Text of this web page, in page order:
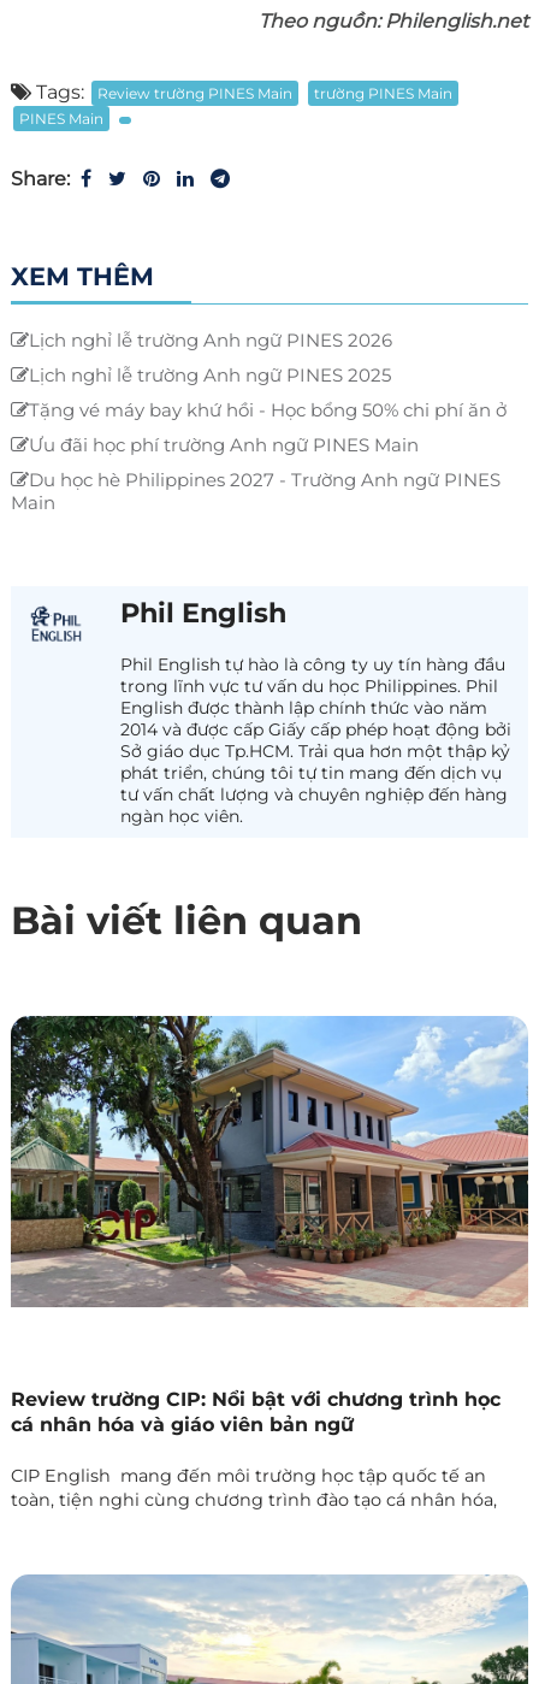
Theo nguồn: Philenglish.net
Tags: Review trường PINES Main
trường PINES Main
PINES Main
Share:
XEM THÊM
Lịch nghỉ lễ trường Anh ngữ PINES 2026
Lịch nghỉ lễ trường Anh ngữ PINES 2025
Tặng vé máy bay khứ hồi - Học bổng 50% chi phí ăn ở
Ưu đãi học phí trường Anh ngữ PINES Main
Du học hè Philippines 2027 - Trường Anh ngữ PINES
Main
Phil English
Phil English tự hào là công ty uy tín hàng đầu
trong lĩnh vực tư vấn du học Philippines. Phil
English được thành lập chính thức vào năm
2014 và được cấp Giấy cấp phép hoạt động bởi
Sở giáo dục Tp.HCM. Trải qua hơn một thập kỷ
phát triển, chúng tôi tự tin mang đến dịch vụ
tư vấn chất lượng và chuyên nghiệp đến hàng
ngàn học viên.
Bài viết liên quan
Review trường CIP: Nổi bật với chương trình học
cá nhân hóa và giáo viên bản ngữ
CIP English mang đến môi trường học tập quốc tế an
toàn, tiện nghi cùng chương trình đào tạo cá nhân hóa,